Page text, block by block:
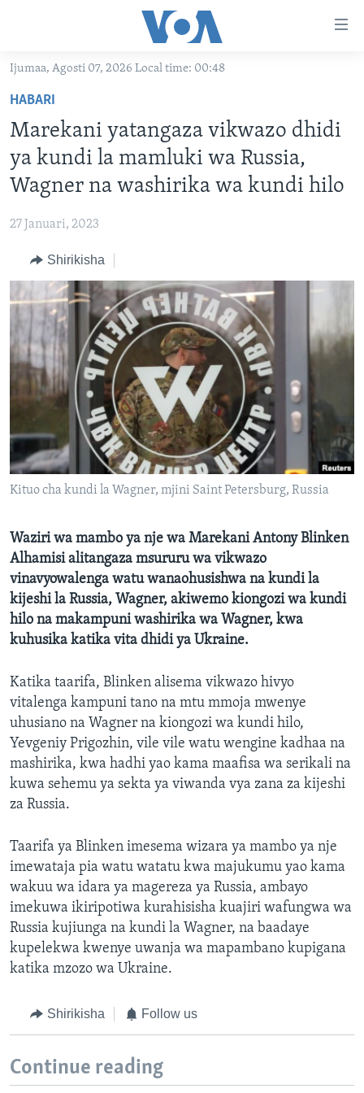
Nenda
kuu
Nenda
katika
urambazaji
Nenda
tafuta
TANZANIA
JAMHURI YA KIDEMOKRASIA YA KONGO
UGANDA
BURUNDI
AFRIKA
MAREKANI
DUNIA
DUNIANI LEO
MAISHA NA AFYA
MATANGAZO YETU
ALFAJIRI 0300 UTC
JIONI 1630 UTC
KWA UNDANI 1800 UTC
JARIDA LA WIKIENDI
Lugha
Ijumaa, Agosti 07, 2026 Local time: 00:48
HABARI
Marekani yatangaza vikwazo dhidi
ya kundi la mamluki wa Russia,
Wagner na washirika wa kundi hilo
27 Januari, 2023
Shirikisha
Kituo cha kundi la Wagner, mjini Saint Petersburg, Russia
Waziri wa mambo ya nje wa Marekani Antony Blinken
Alhamisi alitangaza msururu wa vikwazo
vinavyowalenga watu wanaohusishwa na kundi la
kijeshi la Russia, Wagner, akiwemo kiongozi wa kundi
hilo na makampuni washirika wa Wagner, kwa
kuhusika katika vita dhidi ya Ukraine.
Katika taarifa, Blinken alisema vikwazo hivyo
vitalenga kampuni tano na mtu mmoja mwenye
uhusiano na Wagner na kiongozi wa kundi hilo,
Yevgeniy Prigozhin, vile vile watu wengine kadhaa na
mashirika, kwa hadhi yao kama maafisa wa serikali na
kuwa sehemu ya sekta ya viwanda vya zana za kijeshi
za Russia.
Taarifa ya Blinken imesema wizara ya mambo ya nje
imewataja pia watu watatu kwa majukumu yao kama
wakuu wa idara ya magereza ya Russia, ambayo
imekuwa ikiripotiwa kurahisisha kuajiri wafungwa wa
Russia kujiunga na kundi la Wagner, na baadaye
kupelekwa kwenye uwanja wa mapambano kupigana
katika mzozo wa Ukraine.
Shirikisha Follow us
Continue reading